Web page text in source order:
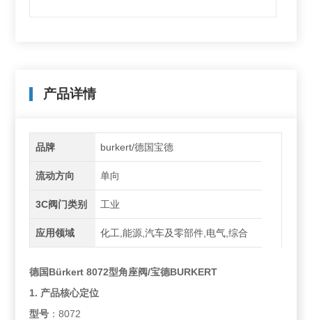
产品详情
品牌 burkert/德国宝德
流动方向 单向
3C阀门类别 工业
应用领域 化工,能源,汽车及零部件,电气,综合
德国Bürkert 8072型角座阀/宝德BURKERT
1. 产品核心定位
型号 ：8072